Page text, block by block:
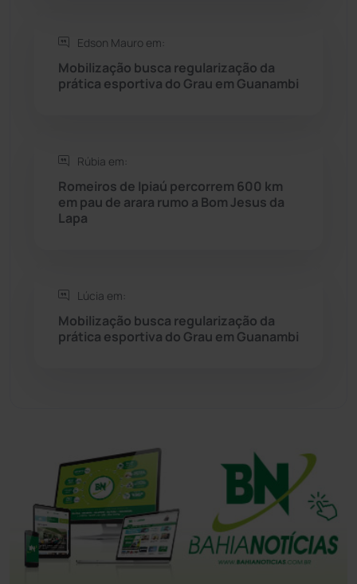
Seabra
Sudoeste Baiano (1530)
Tecnologia
Edson Mauro em:
Mobilização busca regularização da
prática esportiva do Grau em Guanambi
Rúbia em:
Romeiros de Ipiaú percorrem 600 km
em pau de arara rumo a Bom Jesus da
Lapa
Lúcia em:
Mobilização busca regularização da
prática esportiva do Grau em Guanambi